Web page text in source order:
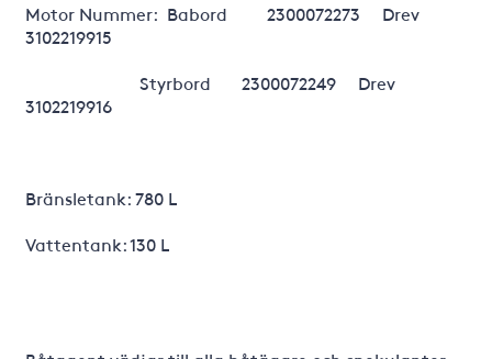
Motor Nummer: Babord 2300072273 Drev
3102219915
Styrbord 2300072249 Drev
3102219916
Bränsletank: 780 L
Vattentank: 130 L